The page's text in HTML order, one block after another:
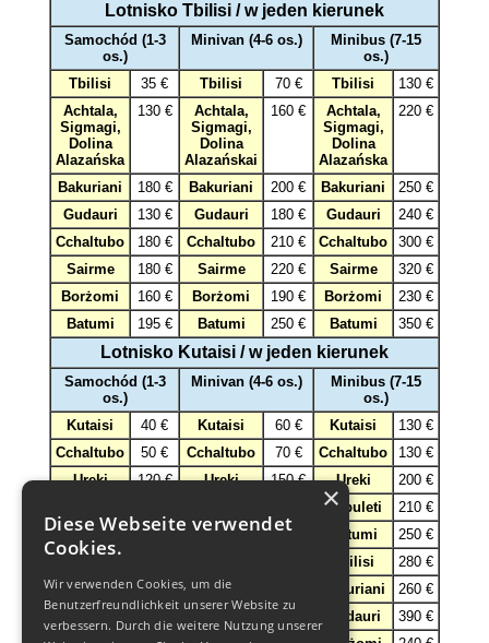
Lotnisko Tbilisi / w jeden kierunek
Samochód (1-3
os.)
Minivan (4-6 os.)
Minibus (7-15
os.)
Tbilisi
35 € Tbilisi 70 € Tbilisi
130 €
Achtala,
Sigmagi,
Dolina
Alazańska
130 €
Achtala,
Sigmagi,
Dolina
Alazańskai
160 €
Achtala,
Sigmagi,
Dolina
Alazańska
220 €
Bakuriani 180 € Bakuriani 200 € Bakuriani
250 €
Gudauri
130 € Gudauri 180 € Gudauri
240 €
Cchaltubo
180 € Cchaltubo 210 € Cchaltubo
300 €
Sairme
180 € Sairme 220 € Sairme
320 €
Borżomi
160 € Borżomi 190 € Borżomi
230 €
Batumi
195 € Batumi 250 € Batumi 350 €
Lotnisko Kutaisi / w jeden kierunek
Samochód (1-3
os.)
Minivan (4-6 os.)
Minibus (7-15
os.)
Kutaisi
40 € Kutaisi 60 € Kutaisi
130 €
Cchaltubo
50 € Cchaltubo 70 € Cchaltubo
130 €
Ureki
120 € Ureki 150 € Ureki
200 €
Kobuleti
210 €
Batumi
130 € Batumi 180 € Batumi
250 €
Tbilisi
280 €
Bakuriani
180 € Bakuriani Bakuriani
260 €
Gudauri
390 €
×
Diese Webseite verwendet
Cookies.
Wir verwenden Cookies, um die
Benutzerfreundlichkeit unserer Website zu
verbessern. Durch die weitere Nutzung unserer